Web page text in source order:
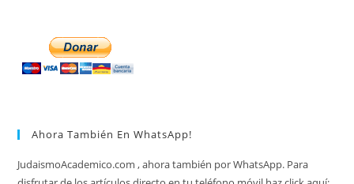
Ahora También En WhatsApp!
JudaismoAcademico.com , ahora también por WhatsApp. Para